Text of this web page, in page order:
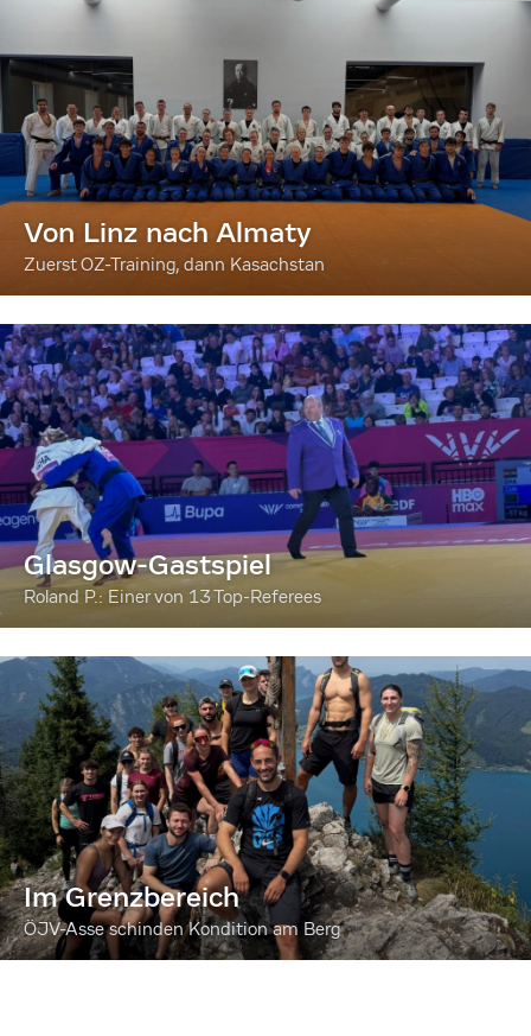
Von Linz nach Almaty
Zuerst OZ-Training, dann Kasachstan
Glasgow-Gastspiel
Roland P.: Einer von 13 Top-Referees
Im Grenzbereich
ÖJV-Asse schinden Kondition am Berg